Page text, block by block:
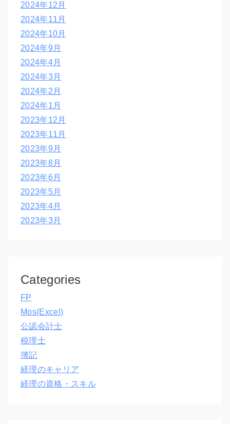
2024年12月
2024年11月
2024年10月
2024年9月
2024年4月
2024年3月
2024年2月
2024年1月
2023年12月
2023年11月
2023年9月
2023年8月
2023年6月
2023年5月
2023年4月
2023年3月
Categories
FP
Mos(Excel)
公認会計士
税理士
簿記
経理のキャリア
経理の資格・スキル